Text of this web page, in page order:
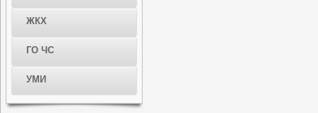
ЖКХ
ГО ЧС
УМИ